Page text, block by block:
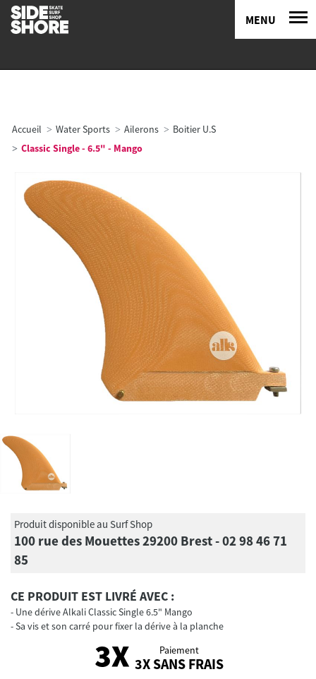
MENU
Accueil Water Sports Ailerons
Boitier U.S
Classic Single - 6.5" - Mango
Produit disponible au Surf Shop
100 rue des Mouettes 29200 Brest - 02 98 46 71
85
CE PRODUIT EST LIVRÉ AVEC :
Une dérive Alkali Classic Single 6.5" Mango
Sa vis et son carré pour fixer la dérive à la planche
Paiement
3X SANS FRAIS